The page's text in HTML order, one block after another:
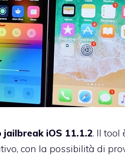
iOS 11.1.2. Il tool
con la possibilità di